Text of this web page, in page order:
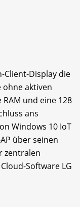
Client-Display die
ohne aktiven
und eine 128
ans
Windows 10 IoT
über seinen
zentralen
Software LG